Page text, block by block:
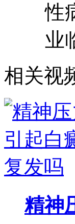
性
业
相关视
精神